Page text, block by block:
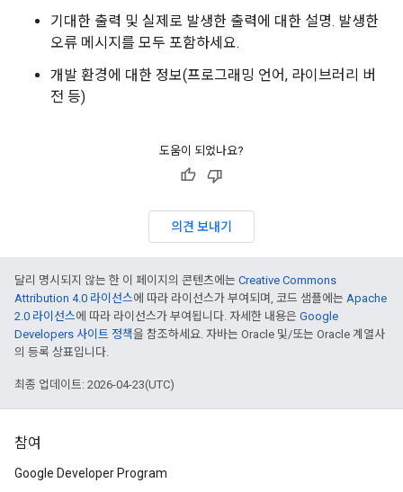
기대한 출력 및 실제로 발생한 출력에 대한 설명. 발생한
오류 메시지를 모두 포함하세요.
개발 환경에 대한 정보(프로그래밍 언어, 라이브러리 버
전 등)
도움이 되었나요?
의견 보내기
달리 명시되지 않는 한 이 페이지의 콘텐츠에는 Creative Commons
Attribution 4.0 라이선스에 따라 라이선스가 부여되며, 코드 샘플에는 Apache
2.0 라이선스에 따라 라이선스가 부여됩니다. 자세한 내용은 Google
Developers 사이트 정책을 참조하세요. 자바는 Oracle 및/또는 Oracle 계열사
의 등록 상표입니다.
최종 업데이트: 2026-04-23(UTC)
참여
Google Developer Program